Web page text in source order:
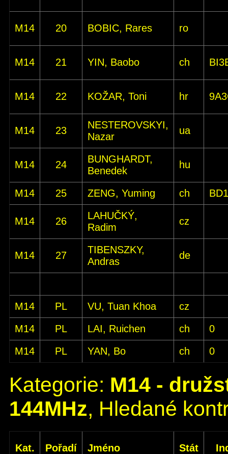
M14 20 BOBIC, Rares ro
M14 21 YIN, Baobo ch
M14 22 KOŽAR, Toni hr
M14 23
NESTEROVSKYI,
Nazar
ua
M14 24
BUNGHARDT,
Benedek
hu
M14 25 ZENG, Yuming ch
M14 26
LAHUČKÝ,
Radim
cz
M14 27
TIBENSZKY,
Andras
de
M14 PL VU, Tuan Khoa
cz
M14
PL LAI, Ruichen ch
0
M14
PL YAN, Bo ch 0
Kategorie: M14 -
144MHz, Hledané
Kat. Pořadí Jméno Stát